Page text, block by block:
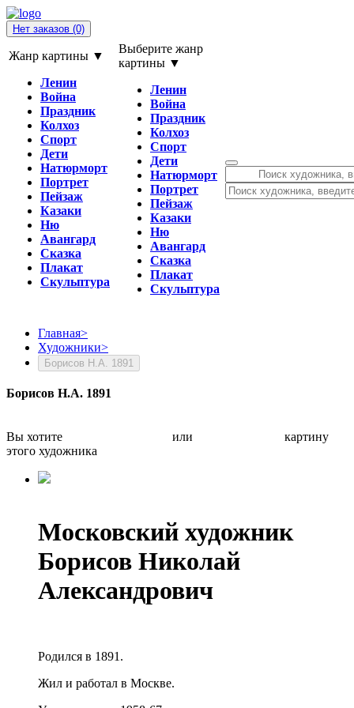
Нет заказов (0)
Жанр картины ▼
Ленин
Война
Праздник
Колхоз
Спорт
Дети
Натюрморт
Портрет
Пейзаж
Казаки
Ню
Авангард
Сказка
Плакат
Скульптура
Выберите жанр
картины ▼
Ленин
Война
Праздник
Колхоз
Спорт
Дети
Натюрморт
Портрет
Пейзаж
Казаки
Ню
Авангард
Сказка
Плакат
Скульптура
Главная>
Художники>
Борисов Н.А. 1891
Борисов Н.А. 1891
Вы хотите или
картину
этого художника
Московский художник
Борисов Николай
Александрович
Родился в 1891.
Жил и работал в Москве.